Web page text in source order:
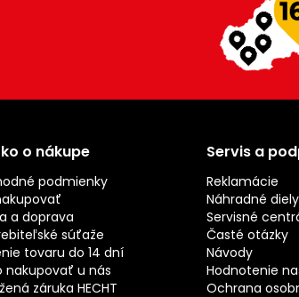
o nákupe
podmienky
a doprava
súťaže
tovaru do 14 dní
nakupovať u nás
záruka HECHT
Servis a
Reklamácie
Náhradné diely
Servisné
Časté otázky
Návody
Hodnotenie
Ochrana